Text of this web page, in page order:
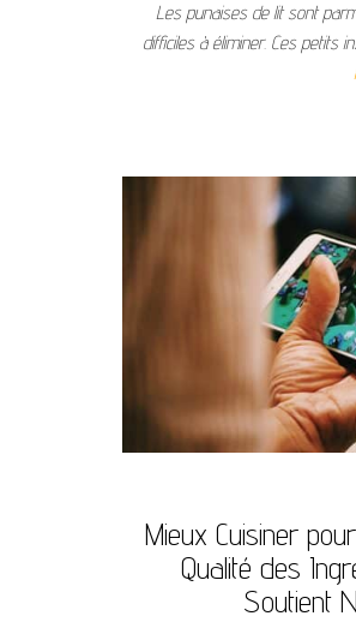
Les punaises de lit sont
difficiles à éliminer. Ces petits
Mieux Cuisiner
Qualité des
Soutient